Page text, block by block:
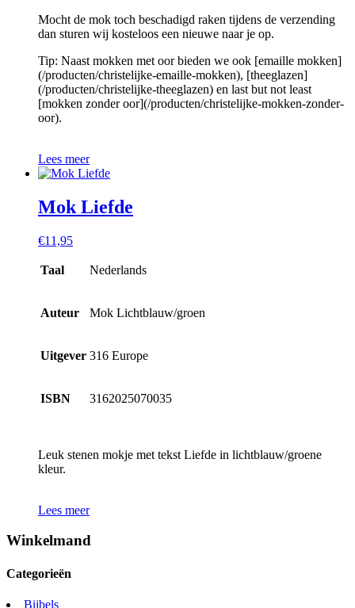
Mocht de mok toch beschadigd raken tijdens de verzending
dan sturen wij kosteloos een nieuwe naar je op.
Tip: Naast mokken met oor bieden we ook [emaille mokken]
(/producten/christelijke-emaille-mokken), [theeglazen]
(/producten/christelijke-theeglazen) en last but not least
[mokken zonder oor](/producten/christelijke-mokken-zonder-
oor).
Lees meer
Mok Liefde
€11,95
Taal Nederlands
Auteur Mok Lichtblauw/groen
Uitgever 316 Europe
ISBN 3162025070035
Leuk stenen mokje met tekst Liefde in lichtblauw/groene
kleur.
Lees meer
Winkelmand
Categorieën
Bijbels